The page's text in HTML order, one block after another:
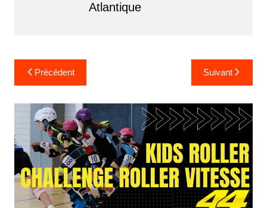
Atlantique
Navigation
de
l’article
Précédent Suivant